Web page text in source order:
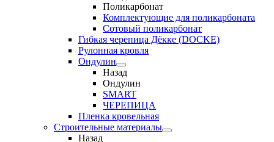
Поликарбонат
Комплектующие для поликарбоната
Сотовый поликарбонат
Гибкая черепица Дёкке (DOCKE)
Рулонная кровля
Ондулин
Назад
Ондулин
SMART
ЧЕРЕПИЦА
Пленка кровельная
Строительные материалы
Назад